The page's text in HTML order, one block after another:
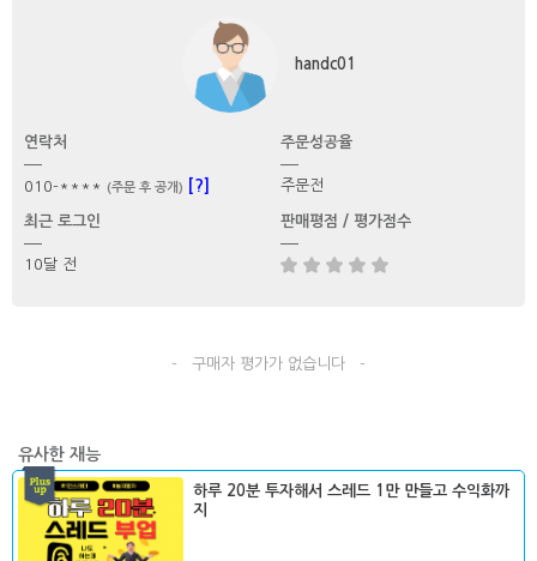
handc01
연락처
010-**** (주문 후 공개) [?]
주문성공율
주문전
최근 로그인
10달 전
판매평점 / 평가점수
- 구매자 평가가 없습니다 -
유사한 재능
하루 20분 투자해서 스레드 1만 만들고 수익화까
지